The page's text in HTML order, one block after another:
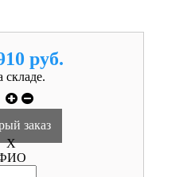
руб.
складе.
заказ
X